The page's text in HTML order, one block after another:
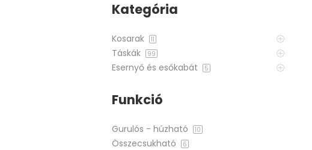
Kategória
Kosarak 11
Táskák 99
Esernyő és esőkabát 5
Funkció
Gurulós - húzható 10
Összecsukható 6